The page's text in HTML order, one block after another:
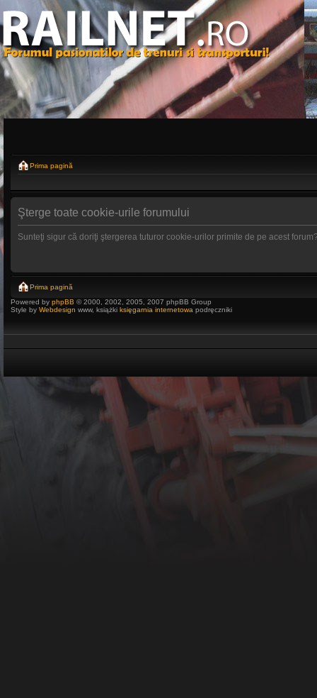
Prima pagină
Şterge toate cookie-urile forumului
Sunteţi sigur că doriţi ştergerea tuturor cookie-urilor primite de pe acest
Prima pagină
Powered by phpBB © 2000, 2002, 2005, 2007 phpBB Group
Style by Webdesign www, książki księgarnia internetowa podręczniki